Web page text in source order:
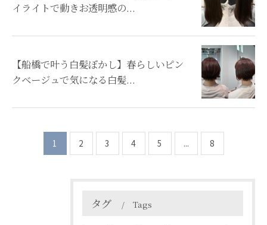
イライトで動きお透明感の...
【船橋で叶う白髪ぼかし】春らしいピン
クベージュで気になる白髪...
1 2 3 4 5 ... 8
タグ Tags